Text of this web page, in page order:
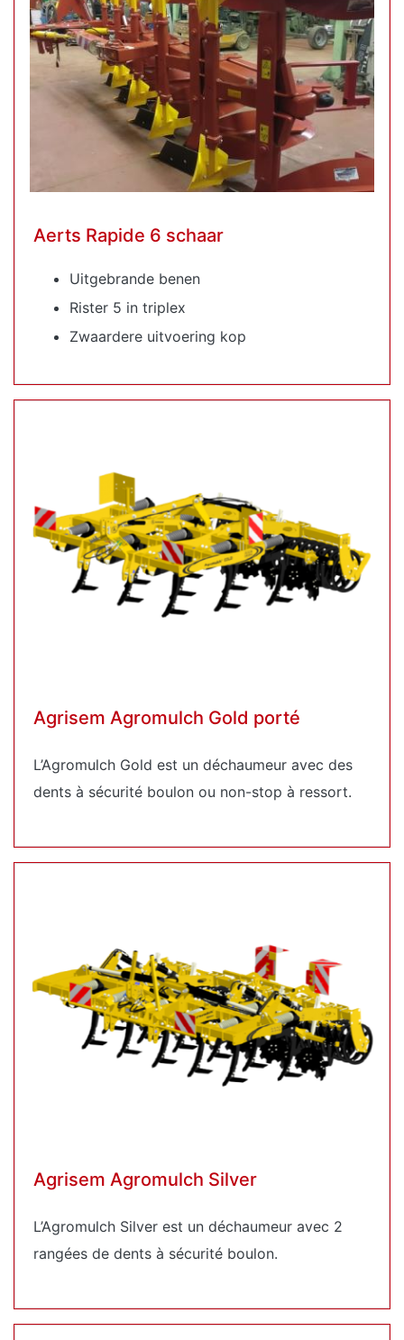
Aerts Rapide 6 schaar
Uitgebrande benen
Rister 5 in triplex
Zwaardere uitvoering kop
Agrisem Agromulch Gold porté
L’Agromulch Gold est un déchaumeur avec des
dents à sécurité boulon ou non-stop à ressort.
Agrisem Agromulch Silver
L’Agromulch Silver est un déchaumeur avec 2
rangées de dents à sécurité boulon.